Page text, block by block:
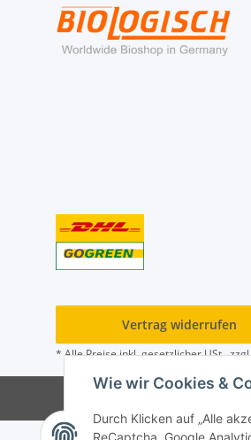
Wie wir Cookies &
Durch Klicken auf „Alle
Vertrag widerrufen
* Alle Preise inkl. gesetzlicher USt.,